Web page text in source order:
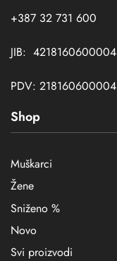
+387 32 731 600
JIB: 4218160600004
PDV: 218160600004
Shop
Muškarci
Žene
Sniženo %
Novo
Svi proizvodi